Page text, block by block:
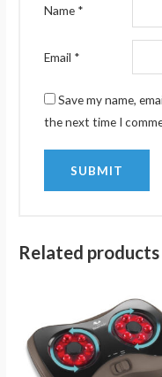
Name *
Email *
Save my name,
the next time I
Related products